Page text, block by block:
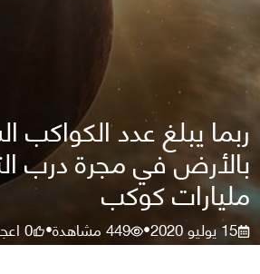
ربما يبلغ عدد الكواكب
مليارات كوكب
15 يوليو 2020 •
449مشاهدة•
0